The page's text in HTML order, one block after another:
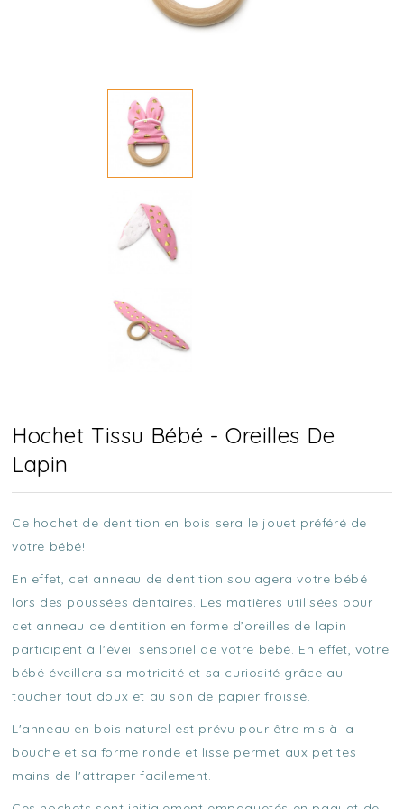
Hochet Tissu Bébé - Oreilles De
Lapin
Ce hochet de dentition en bois sera le jouet préféré de
votre bébé!
En effet, cet anneau de dentition soulagera votre bébé
lors des poussées dentaires. Les matières utilisées pour
cet anneau de dentition en forme d’oreilles de lapin
participent à l'éveil sensoriel de votre bébé. En effet, votre
bébé éveillera sa motricité et sa curiosité grâce au
toucher tout doux et au son de papier froissé.
L'anneau en bois naturel est prévu pour être mis à la
bouche et sa forme ronde et lisse permet aux petites
mains de l'attraper facilement.